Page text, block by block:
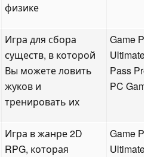
физике
Игра для сбора
существ, в которой
Вы можете ловить
жуков и
тренировать их
Game
Pass
PC
Игра в жанре 2D
RPG, которая
Game